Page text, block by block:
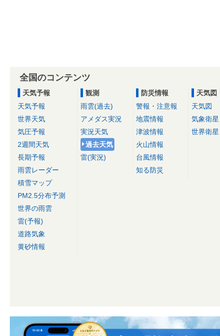
全国のコンテンツ
天気予報
天気予報
世界天気
気圧予報
2週間天気
長期予報
雨雲レーダー
積雪マップ
PM2.5分布予測
世界の雨雲
雷(予報)
道路気象
黄砂情報
観測
雨雲(過去)
アメダス実況
実況天気
過去天気
雷(実況)
防災情報
警報・注意報
地震情報
津波情報
火山情報
台風情報
知る防災
天気図
天気図
気象衛星
世界衛星